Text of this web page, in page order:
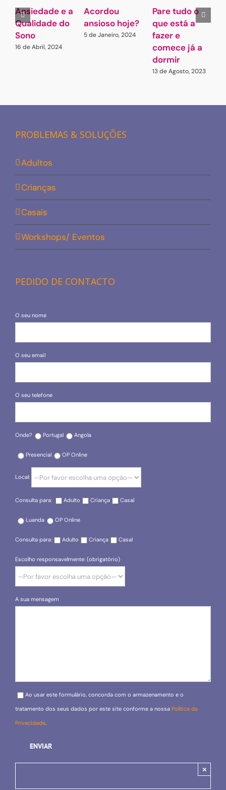
Ansiedade e a
Qualidade do
Sono
16 de Abril, 2024
Acordou
ansioso hoje?
5 de Janeiro, 2024
Pare tudo o
que está a
fazer e
comece já a
dormir
13 de Agosto, 2023
PROBLEMAS & SOLUÇÕES
Adultos
Crianças
Casais
Workshops/ Eventos
PEDIDO DE CONTACTO
O seu nome
O seu email
O seu telefone
Onde? Portugal Angola
Presencial OP Online
Local:
Consulta para: Adulto Criança Casal
Luanda OP Online
Consulta para: Adulto Criança Casal
Escolho responsavelmente: (obrigatório)
A sua mensagem
Please leave this field empty.
Ao usar este formulário, concorda com o armazenamento e o
tratamento dos seus dados por este site conforme a nossa Política de
Privacidade.
×